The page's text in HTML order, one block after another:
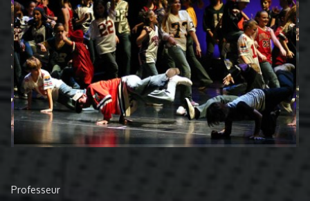
Professeur